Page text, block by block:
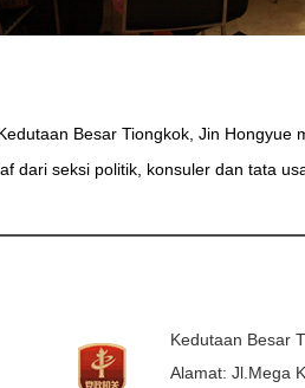
Besar Tiongkok, Jin
dari seksi politik, konsuler dan tata
Kedutaan Besar
Alamat: Jl.Mega